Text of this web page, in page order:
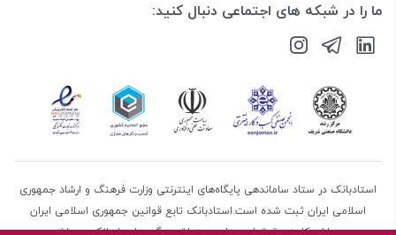
ما را در شبکه های اجتماعی دنبال کنید:
استادبانک در ستاد ساماندهی پایگاه‌های اینترنتی وزارت فرهنگ و ارشاد جمهوری
اسلامی ایران ثبت شده است.استادبانک تابع قوانین جمهوری اسلامی ایران